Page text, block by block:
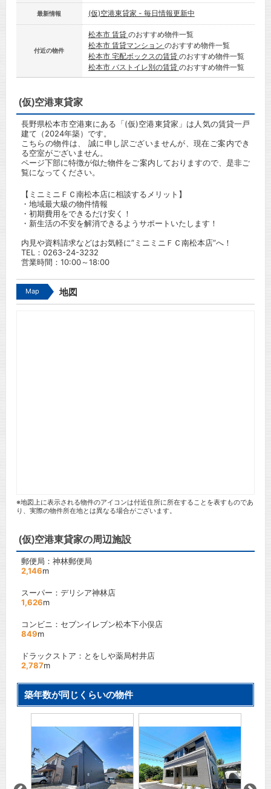
最新情報 (仮)空港東貸家 - 毎日情報更新中
付近の物件
松本市 賃貸 のおすすめ物件一覧
松本市 賃貸マンション のおすすめ物件一覧
松本市 宅配ボックスの賃貸 のおすすめ物件一覧
松本市 バストイレ別の賃貸 のおすすめ物件一覧
(仮)空港東貸家
長野県松本市空港東にある「(仮)空港東貸家」は人気の賃貸一戸
建て（2024年築）です。
こちらの物件は、 誠に申し訳ございませんが、現在ご案内でき
る空室がございません。
ページ下部に特徴が似た物件をご案内しておりますので、是非ご
覧になってください。
【ミニミニＦＣ南松本店に相談するメリット】
・地域最大級の物件情報
・初期費用をできるだけ安く！
・新生活の不安を解消できるようサポートいたします！
内見や資料請求などはお気軽に”ミニミニＦＣ南松本店”へ！
TEL： 0263-24-3232
営業時間：10:00～18:00
Map 地図
※地図上に表示される物件のアイコンは付近住所に所在することを表すものであ
り、実際の物件所在地とは異なる場合がございます。
(仮)空港東貸家の周辺施設
郵便局：神林郵便局
2,146m
スーパー：デリシア神林店
1,626m
コンビニ：セブンイレブン松本下小俣店
849m
ドラックストア：とをしや薬局村井店
2,787m
築年数が同じくらいの物件